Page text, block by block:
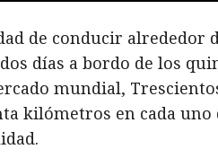
de conducir alrededor
días a bordo de los
mundial,
kilómetros en cada uno